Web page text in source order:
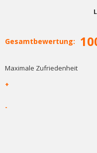
Gesamtbewertung:
Maximale Zufriedenheit
+
-